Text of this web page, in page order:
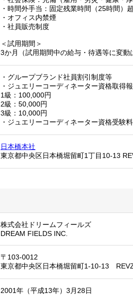
・時間外手当：固定残業時間（25時間）
・オフィス内禁煙
・社員販売制度
＜試用期間＞
3か月（試用期間中の給与・待遇等に変動
・グループブランド社員割引制度等
・ジュエリーコーディネーター資格取得
1級：100,000円
2級：50,000円
3級：10,000円
・ジュエリーコーディネーター資格受験
日本橋本社
東京都中央区日本橋堀留町1丁目10-13
株式会社ドリームフィールズ
DREAM FIELDS INC.
〒103-0012
東京都中央区日本橋堀留町1-10-13
2001年（平成13年）3月28日